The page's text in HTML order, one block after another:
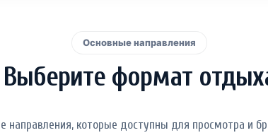
Основные направления
Выберите формат
направления, которые доступны для просмотра и